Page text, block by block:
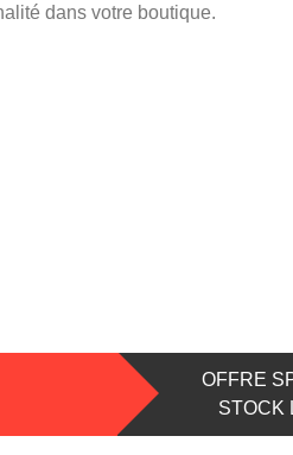
dans votre boutique.
OFFRE
STOCK